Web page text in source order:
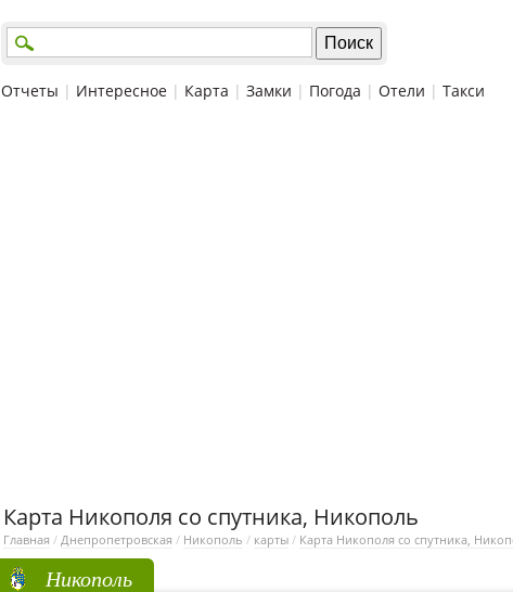
Отчеты | Интересное | Карта | Замки | Погода | Отели | Такси
Карта Никополя со спутника, Никополь
Главная / Днепропетровская / Никополь / карты / Карта Никополя со спутника,
Никополь